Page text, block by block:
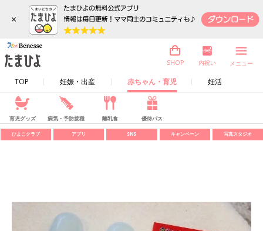
×
TOP 妊娠・出産 赤ちゃん・育児 妊活
SHOP 内祝い メニュー
育児グッズ 病気・予防接種 離乳食 優待パス
ひよこクラブ アプリ SNS キャンペーン 写真スタジオ